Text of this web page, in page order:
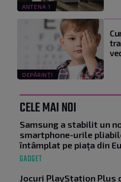
ANTENA 1
DEPĂRINȚI
CELE MAI NOI
Samsung a stabilit un
smartphone-urile
întâmplat pe piața din
GADGET
Jocuri PlayStation Plus